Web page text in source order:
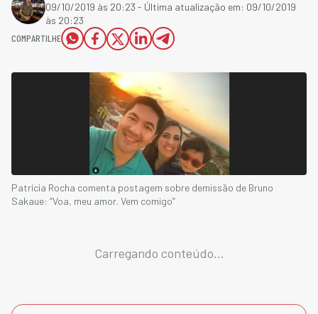
09/10/2019 às 20:23 - Última atualização em: 09/10/2019
às 20:23
COMPARTILHE
Patrícia Rocha comenta postagem sobre demissão de Bruno
Sakaue: “Voa, meu amor. Vem comigo”
Carregando conteúdo...